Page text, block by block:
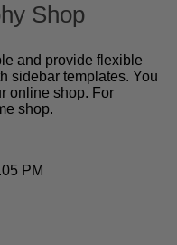
Shop
and provide flexible
sidebar templates. You
online shop. For
shop.